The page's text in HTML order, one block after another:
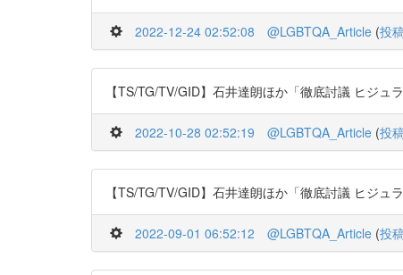
2022-12-24 02:52:08 @LGBTQA_Article (投
【TS/TG/TV/GID】石井達朗ほか「徹底討議 ヒジ
2022-10-28 02:52:19 @LGBTQA_Article (投
【TS/TG/TV/GID】石井達朗ほか「徹底討議 ヒジ
2022-09-01 06:52:12 @LGBTQA_Article (投